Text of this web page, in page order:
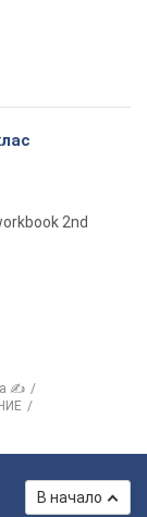
2nd
✍
В начало